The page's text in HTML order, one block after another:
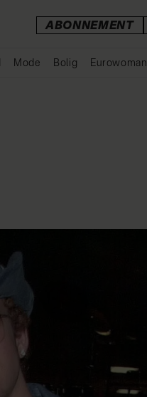
ABONNEMENT
Mode Bolig Eurowoman